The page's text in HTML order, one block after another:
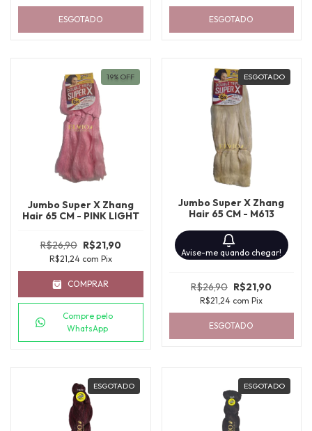
ESGOTADO ESGOTADO
19% OFF
Jumbo Super X Zhang
Hair 65 CM - PINK LIGHT
R$26,90 R$21,90
R$21,24 com Pix
COMPRAR
Compre pelo
WhatsApp
ESGOTADO
Jumbo Super X Zhang
Hair 65 CM - M613
Avise-me quando chegar!
R$26,90 R$21,90
R$21,24 com Pix
ESGOTADO
ESGOTADO ESGOTADO